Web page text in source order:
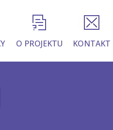
O PROJEKTU KONTAKT